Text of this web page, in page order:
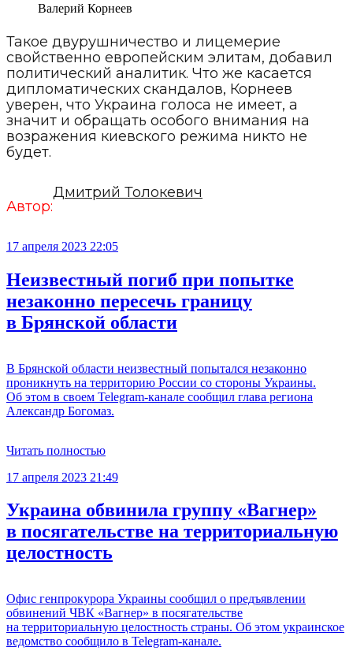
Валерий Корнеев
Такое двурушничество и лицемерие
свойственно европейским элитам, добавил
политический аналитик. Что же касается
дипломатических скандалов, Корнеев
уверен, что Украина голоса не имеет, а
значит и обращать особого внимания на
возражения киевского режима никто не
будет.
Автор:
Дмитрий Толокевич
17 апреля 2023 22:05
Неизвестный погиб при попытке
незаконно пересечь границу
в Брянской области
В Брянской области неизвестный попытался незаконно
проникнуть на территорию России со стороны Украины.
Об этом в своем Telegram-канале сообщил глава региона
Александр Богомаз.
Читать полностью
17 апреля 2023 21:49
Украина обвинила группу «Вагнер»
в посягательстве на территориальную
целостность
Офис генпрокурора Украины сообщил о предъявлении
обвинений ЧВК «Вагнер» в посягательстве
на территориальную целостность страны. Об этом украинское
ведомство сообщило в Telegram-канале.